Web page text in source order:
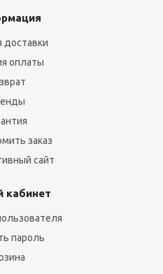
доставки
оплаты
заказ
сайт
кабинет
пароль